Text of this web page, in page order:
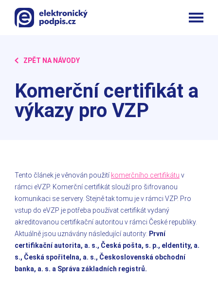
ZPĚT NA NÁVODY
Komerční certifikát a
výkazy pro VZP
Tento článek je věnován použití komerčního certifikátu v
rámci eVZP. Komerční certifikát slouží pro šifrovanou
komunikaci se servery. Stejně tak tomu je v rámci VZP. Pro
vstup do eVZP je potřeba používat certifikát vydaný
akreditovanou certifikační autoritou v rámci České republiky.
Aktuálně jsou uznávány následující autority: První
certifikační autorita, a. s., Česká pošta, s. p., eIdentity, a.
s., Česká spořitelna, a. s., Československá obchodní
banka, a. s. a Správa základních registrů.